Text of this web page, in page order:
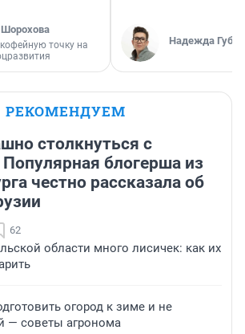
точку на
Надежда
РЕКОМЕНДУЕМ
столкнуться с
блогерша из
честно рассказала об
62
области много лисичек: как их
огород к зиме и не
— советы агронома